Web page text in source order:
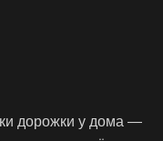
дорожки у дома —